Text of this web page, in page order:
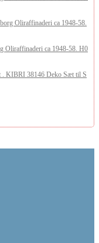
Oliraffinaderi ca 1948-58. H0
KIBRI 38146 Deko Sæt til S